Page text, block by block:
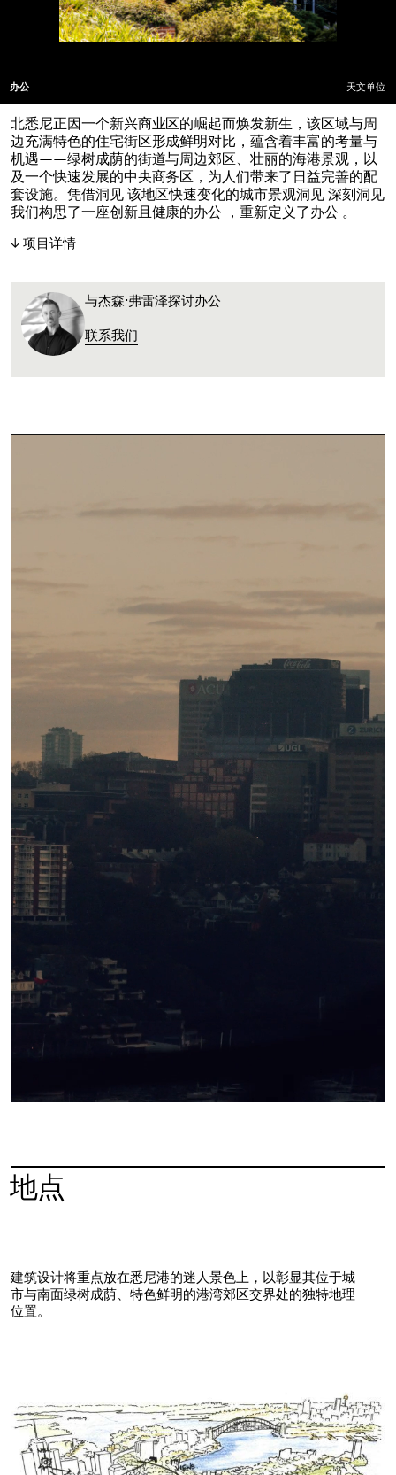
办公 天文单位
北悉尼正因一个新兴商业区的崛起而焕发新生，该区域与周
边充满特色的住宅街区形成鲜明对比，蕴含着丰富的考量与
机遇——绿树成荫的街道与周边郊区、壮丽的海港景观，以
及一个快速发展的中央商务区，为人们带来了日益完善的配
套设施。凭借洞见 该地区快速变化的城市景观洞见 深刻洞见
我们构思了一座创新且健康的办公 ，重新定义了办公 。
项目详情
与杰森·弗雷泽探讨办公
联系我们
地点
建筑设计将重点放在悉尼港的迷人景色上，以彰显其位于城
市与南面绿树成荫、特色鲜明的港湾郊区交界处的独特地理
位置。